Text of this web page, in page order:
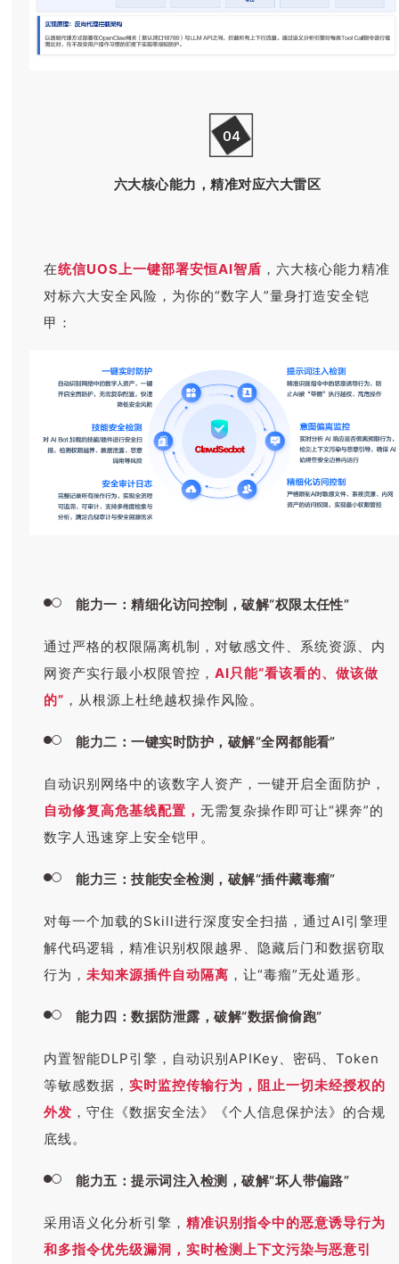
04
六大核心能力，精准对应六大雷区
在统信UOS上一键部署安恒AI智盾 ，六大核心能力精准
对标六大安全风险，为你的“数字人”量身打造安全铠
甲：
能力一：精细化访问控制，破解“权限太任性”
通过严格的权限隔离机制，对敏感文件、系统资源、内
网资产实行最小权限管控，AI只能“看该看的、做该做
的” ，从根源上杜绝越权操作风险。
能力二：一键实时防护，破解“全网都能看”
自动识别网络中的该数字人资产，一键开启全面防护，
自动修复高危基线配置，无需复杂操作即可让“裸奔”的
数字人迅速穿上安全铠甲。
能力三：技能安全检测，破解“插件藏毒瘤”
对每一个加载的Skill进行深度安全扫描，通过AI引擎理
解代码逻辑，精准识别权限越界、隐藏后门和数据窃取
行为，未知来源插件自动隔离 ，让“毒瘤”无处遁形。
能力四：数据防泄露，破解“数据偷偷跑”
内置智能DLP引擎，自动识别APIKey、密码、Token
等敏感数据，实时监控传输行为，阻止一切未经授权的
外发 ，守住《数据安全法》《个人信息保护法》的合规
底线。
能力五：提示词注入检测，破解“坏人带偏路”
采用语义化分析引擎，精准识别指令中的恶意诱导行为
和多指令优先级漏洞，实时检测上下文污染与恶意引